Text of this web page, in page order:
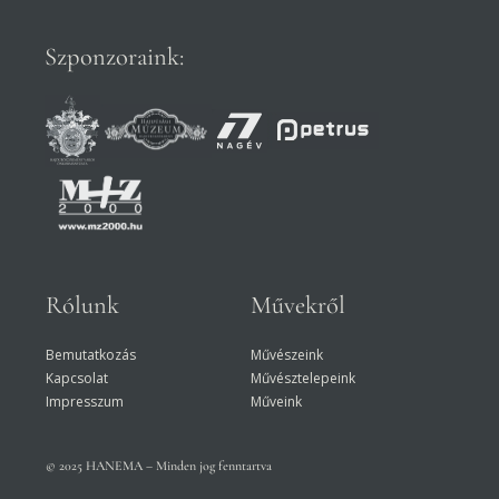
Szponzoraink:
Rólunk
Bemutatkozás
Kapcsolat
Impresszum
Művekről
Művészeink
Művésztelepeink
Műveink
© 2025 HANEMA – Minden jog fenntartva